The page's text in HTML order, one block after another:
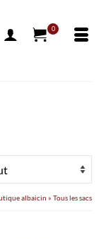
0
albaicin » Tous les sacs